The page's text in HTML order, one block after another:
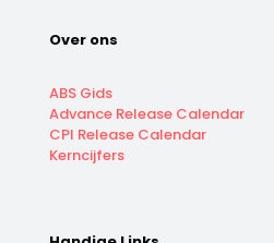
Over ons
ABS Gids
Advance Release Calendar
CPI Release Calendar
Kerncijfers